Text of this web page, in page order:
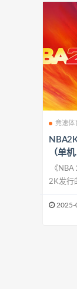
竞速体
（单
《NBA
2K发行
2025-